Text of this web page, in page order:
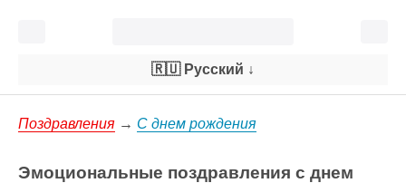
🇷🇺 Русский ↓
Поздравления → С днем рождения
Эмоциональные поздравления с днем